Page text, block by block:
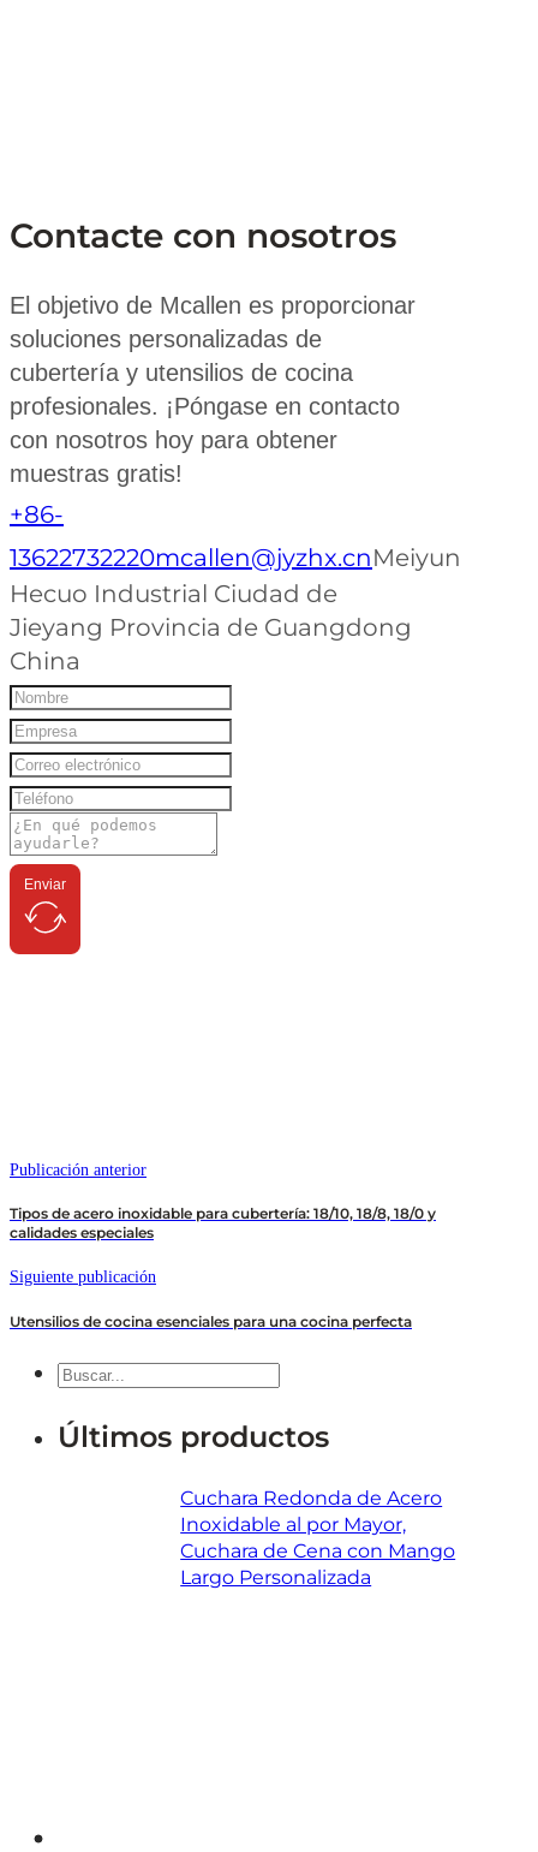
Contacte con nosotros
El objetivo de Mcallen es proporcionar
soluciones personalizadas de
cubertería y utensilios de cocina
profesionales. ¡Póngase en contacto
con nosotros hoy para obtener
muestras gratis!
+86-
13622732220mcallen@jyzhx.cnMeiyun
Hecuo Industrial Ciudad de
Jieyang Provincia de Guangdong
China
Enviar
Publicación anterior
Tipos de acero inoxidable para cubertería: 18/10, 18/8, 18/0 y
calidades especiales
Siguiente publicación
Utensilios de cocina esenciales para una cocina perfecta
Buscar
Últimos productos
Cuchara Redonda de Acero
Inoxidable al por Mayor,
Cuchara de Cena con Mango
Largo Personalizada